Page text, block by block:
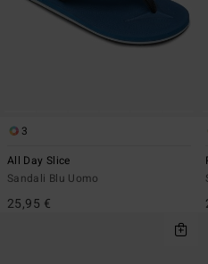
3
All Day Slice
Sandali Blu Uomo
25,95 €